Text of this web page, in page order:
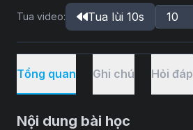
Tua video: Tua lùi 10s
Tổng quan Ghi chú Hỏi đáp
Nội dung bài học